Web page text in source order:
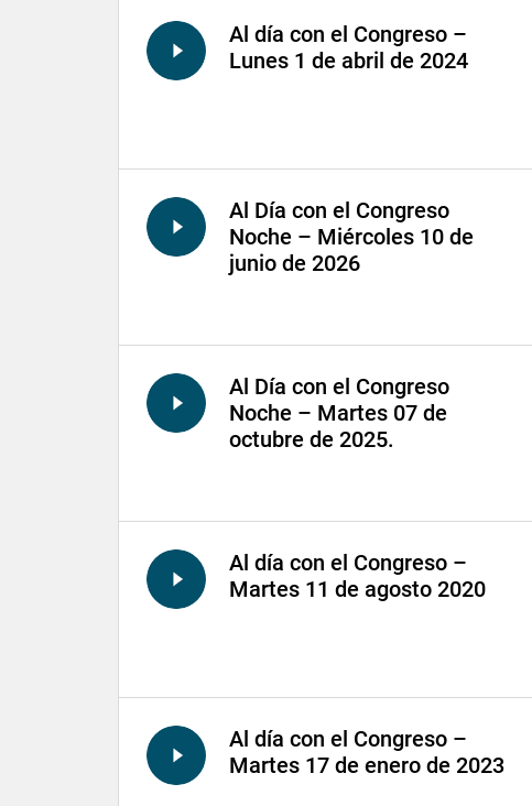
Al día con el Congreso –
Lunes 1 de abril de 2024
Al Día con el Congreso
Noche – Miércoles 10 de
junio de 2026
Al Día con el Congreso
Noche – Martes 07 de
octubre de 2025.
Al día con el Congreso –
Martes 11 de agosto 2020
Al día con el Congreso –
Martes 17 de enero de 2023